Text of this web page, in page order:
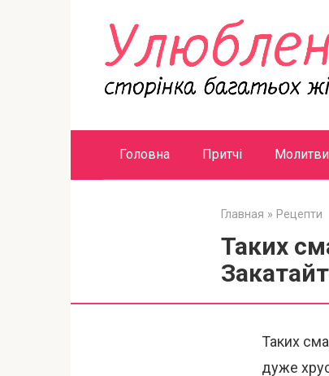
Головна Притчі Молитви
Главная » Рецепти
Таких
Таких
дуже